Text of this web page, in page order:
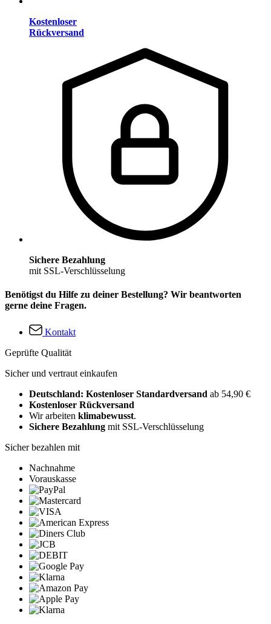
Kostenloser
Rückversand
Sichere Bezahlung
mit SSL-Verschlüsselung
Benötigst du Hilfe zu deiner Bestellung? Wir beantworten
gerne deine Fragen.
Kontakt
Geprüfte Qualität
Sicher und vertraut einkaufen
Deutschland: Kostenloser Standardversand ab 54,90 €
Kostenloser Rückversand
Wir arbeiten klimabewusst.
Sichere Bezahlung mit SSL-Verschlüsselung
Sicher bezahlen mit
Nachnahme
Vorauskasse